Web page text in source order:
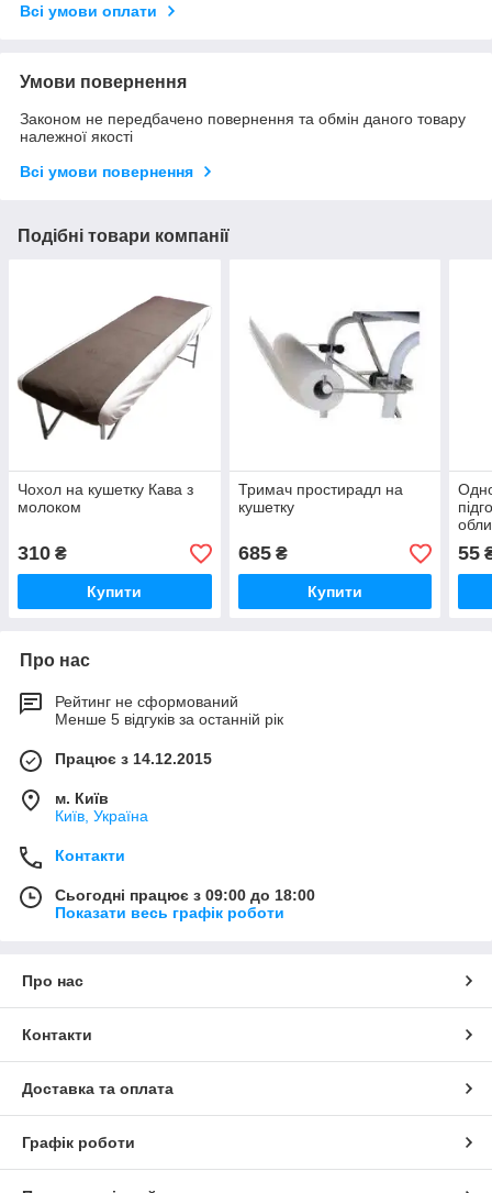
Всі умови оплати
Умови повернення
Законом не передбачено повернення та обмін даного товару
належної якості
Всі умови повернення
Подібні товари компанії
Чохол на кушетку Кава з
молоком
310 ₴
Купити
Тримач простирадл на
кушетку
685₴
Купити
55
Про нас
Рейтинг не сформований
Менше 5 відгуків за останній рік
Працює з 14.12.2015
м. Київ
Київ, Україна
Контакти
Сьогодні працює з 09:00 до 18:00
Показати весь графік роботи
Про нас
Контакти
Доставка та оплата
Графік роботи